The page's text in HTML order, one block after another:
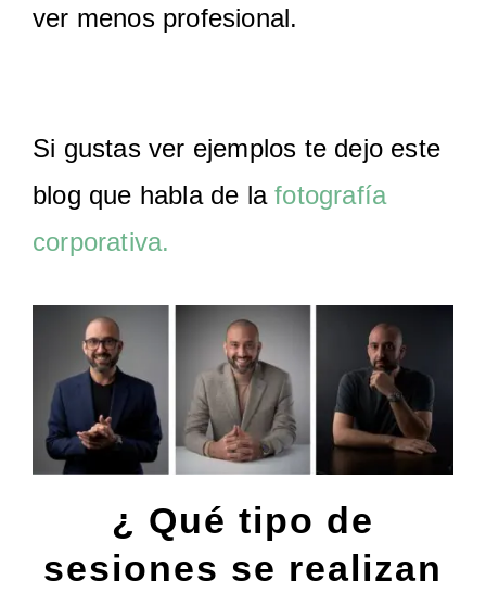
ver menos profesional.
Si gustas ver ejemplos te dejo este
blog que habla de lafotografía
corporativa.
¿ Qué tipo de
sesiones se realizan